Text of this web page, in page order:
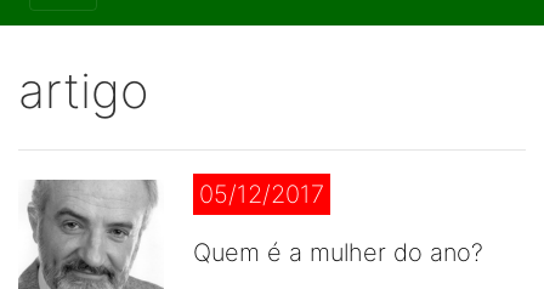
artigo
05/12/2017
Quem é a mulher do ano?